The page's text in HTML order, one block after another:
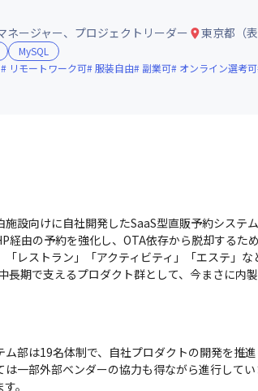
ネージャー、プロジェクトリーダー 東京都（表
MySQL
リモートワーク可 服装自由 副業可 オンライン選考可
設向けに自社開発したSaaS型直販予約システ
経由の予約を強化し、OTA依存から脱却するた
「レストラン」「アクティビティ」「エステ」
長期で支えるプロダクト群として、今まさに内
部は19名体制で、自社プロダクトの開発を推進
は一部外部ベンダーの協力も得ながら進行して
。